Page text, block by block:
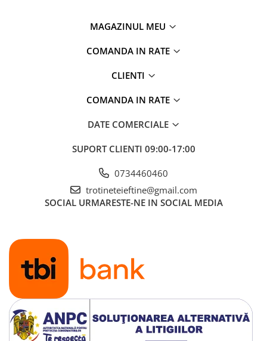
MAGAZINUL MEU
COMANDA IN RATE
CLIENTI
COMANDA IN RATE
DATE COMERCIALE
SUPORT CLIENTI 09:00-17:00
0734460460
trotineteieftine@gmail.com
SOCIAL URMARESTE-NE IN SOCIAL MEDIA